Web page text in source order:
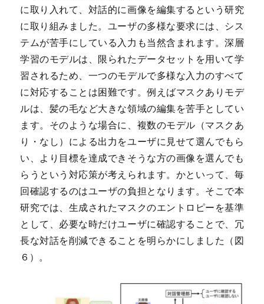
に取り入れて、対話的に画像を編集するという研究
に取り組みました。ユーザの多様な要求には、シス
テムが苦手にしている入力も当然含まれます。深層
学習のモデルは、限られたデータセットを用いて学
習されるため、一つのモデルで多様な入力のすべて
に対応することは困難です。例えばマスクありモデ
ルは、髪の毛など大きな領域の編集を苦手としてい
ます。そのような場合に、複数のモデル（マスクあ
り・なし）による出力をユーザに見せて選んでもら
い、より目標を達成できそうな方の画像を選んでも
らうという対応策が考えられます。かといって、毎
回確認するのはユーザの負担となります。そこで本
研究では、生成されたマスクのエントロピーを基準
として、必要な時だけユーザに確認することで、冗
長な対話を削減できることを明らかにしました（図
６）。